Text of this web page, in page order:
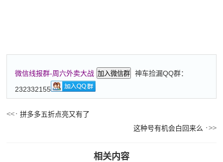
微信线报群-周六外卖大战 加入微信群
神车捡漏QQ群：
232332155
拼多多五折点亮又有了
这种号有机会白回来么
相关内容